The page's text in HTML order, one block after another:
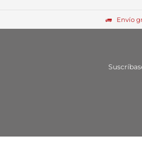
Envío